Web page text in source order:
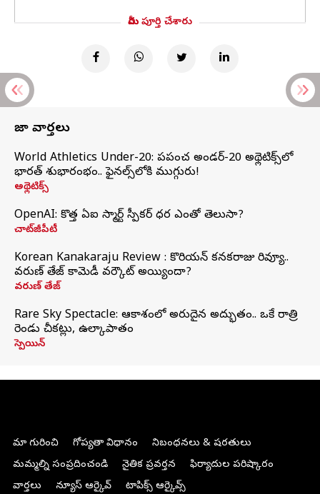
మీరు పూర్తి చేశారు
తాజా వార్తలు
World Athletics Under-20: ప్రపంచ అండర్-20 అథ్లెటిక్స్‌లో
భారత్‌ శుభారంభం.. ఫైనల్స్‌లోకి ముగ్గురు!
అథ్లెటిక్స్
OpenAI: కొత్త ఏఐ స్మార్ట్ స్పీకర్ ధర ఎంతో తెలుసా?
చాట్‌జీపీటీ
Korean Kanakaraju Review : కొరియన్ కనకరాజు రివ్యూ..
వరుణ్ తేజ్ కామెడీ వర్కౌట్ అయ్యిందా?
వరుణ్ తేజ్
Rare Sky Spectacle: ఆకాశంలో అరుదైన అద్భుతం.. ఒకే రాత్రి
రెండు చీకట్లు, ఉల్కాపాతం
స్పెయిన్
మా గురించి గోప్యతా విధానం
నిబంధనలు & షరతులు
మమ్మల్ని సంప్రదించండి
నైతిక ప్రవర్తన
ఫిర్యాదుల పరిష్కారం
వార్తలు
న్యూస్ ఆర్కైవ్ టాపిక్స్ ఆర్కైవ్స్